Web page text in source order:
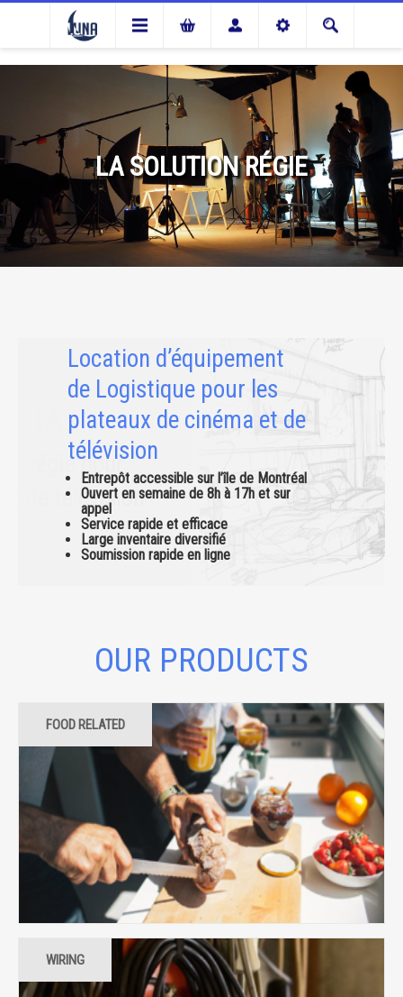
LA SOLUTION RÉGIE
Location d’équipement
de Logistique pour les
plateaux de cinéma et de
télévision
Entrepôt accessible sur l’île de Montréal
Ouvert en semaine de 8h à 17h et sur
appel
Service rapide et efficace
Large inventaire diversifié
Soumission rapide en ligne
OUR PRODUCTS
FOOD RELATED
WIRING